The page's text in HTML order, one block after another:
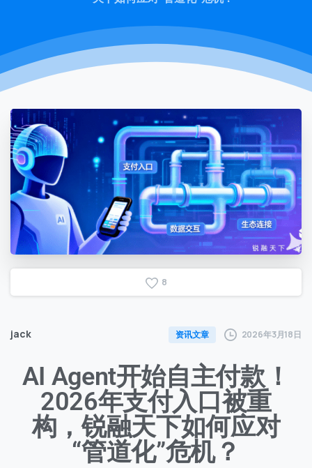
8
jack 资讯文章 2026年3月18日
AI Agent开始自主付款！
2026年支付入口被重
构，锐融天下如何应对
“管道化”危机？